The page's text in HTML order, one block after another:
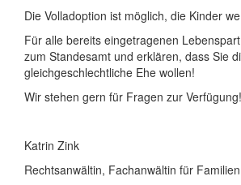
Die Volladoption ist möglich, die Kinder
Für alle bereits eingetragenen
zum Standesamt und erklären, dass Sie
gleichgeschlechtliche Ehe wollen!
Wir stehen gern für Fragen zur Verfügung!
Katrin Zink
Rechtsanwältin, Fachanwältin für